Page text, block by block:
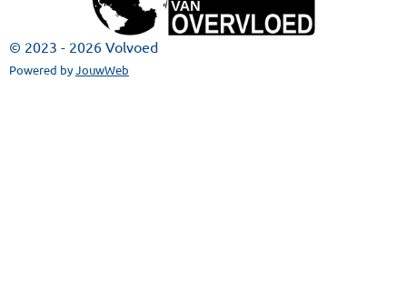
© 2023 - 2026 Volvoed
Powered byJouwWeb